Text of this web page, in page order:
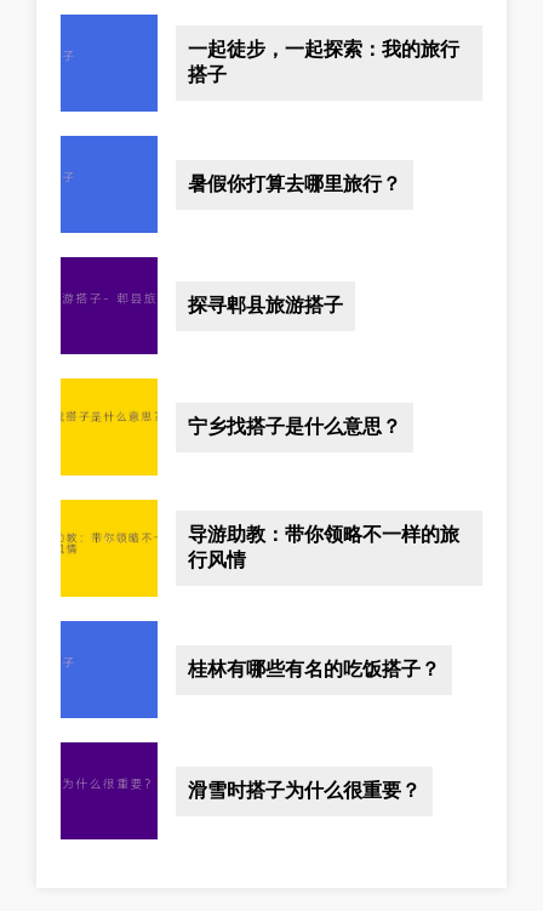
一起徒步，一起探索：我的旅行
搭子
暑假你打算去哪里旅行？
探寻郫县旅游搭子
宁乡找搭子是什么意思？
导游助教：带你领略不一样的旅
行风情
桂林有哪些有名的吃饭搭子？
滑雪时搭子为什么很重要？